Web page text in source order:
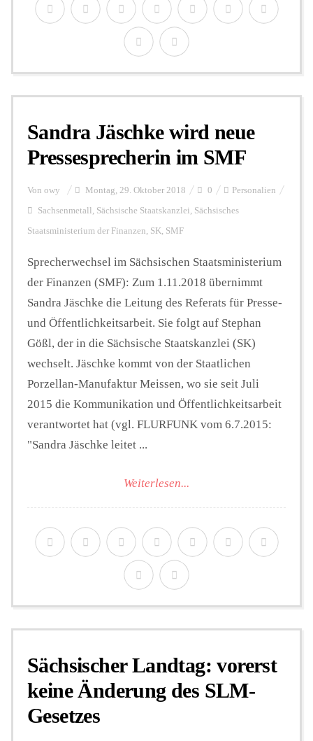
Sandra Jäschke wird neue
Pressesprecherin im SMF
Von owy Montag, 29. Oktober 2018 0 Personalien
Sachsenmetall , Sächsische Staatskanzlei, Sächsisches
Staatsministerium der Finanzen, SK, SMF
Sprecherwechsel im Sächsischen Staatsministerium
der Finanzen (SMF): Zum 1.11.2018 übernimmt
Sandra Jäschke die Leitung des Referats für Presse-
und Öffentlichkeitsarbeit. Sie folgt auf Stephan
Gößl, der in die Sächsische Staatskanzlei (SK)
wechselt. Jäschke kommt von der Staatlichen
Porzellan-Manufaktur Meissen, wo sie seit Juli
2015 die Kommunikation und Öffentlichkeitsarbeit
verantwortet hat (vgl. FLURFUNK vom 6.7.2015:
"Sandra Jäschke leitet ...
Weiterlesen...
Sächsischer Landtag: vorerst
keine Änderung des SLM-
Gesetzes